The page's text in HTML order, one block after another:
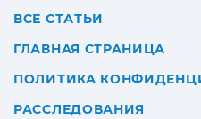
ВСЕ СТАТЬИ
ГЛАВНАЯ СТРАНИЦА
ПОЛИТИКА
РАССЛЕДОВАНИЯ